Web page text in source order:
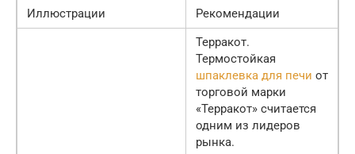
Иллюстрации
Рекомендации
Терракот.
Термостойкая
шпаклевка для печи от
торговой марки
«Терракот» считается
одним из лидеров
рынка.